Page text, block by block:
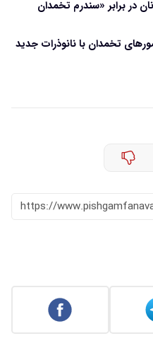
در برابر «سندرم تخمدان
https://